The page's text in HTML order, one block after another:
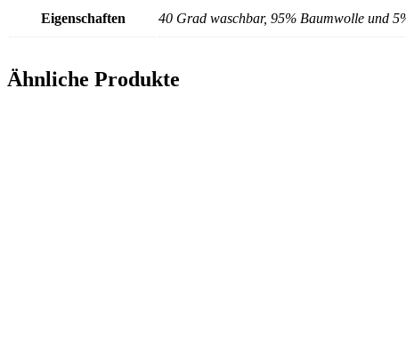
Eigenschaften 40 Grad waschbar, 95% Baumwolle und
Ähnliche Produkte